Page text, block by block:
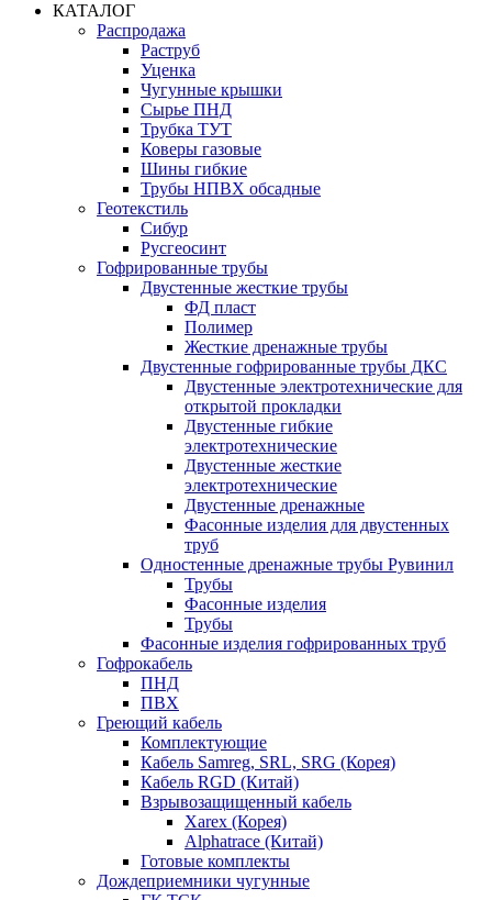
КАТАЛОГ
Распродажа
Раструб
Уценка
Чугунные крышки
Сырье ПНД
Трубка ТУТ
Коверы газовые
Шины гибкие
Трубы НПВХ обсадные
Геотекстиль
Сибур
Русгеосинт
Гофрированные трубы
Двустенные жесткие трубы
ФД пласт
Полимер
Жесткие дренажные трубы
Двустенные гофрированные трубы ДКС
Двустенные электротехнические для
открытой прокладки
Двустенные гибкие
электротехнические
Двустенные жесткие
электротехнические
Двустенные дренажные
Фасонные изделия для двустенных
труб
Одностенные дренажные трубы Рувинил
Трубы
Фасонные изделия
Трубы
Фасонные изделия гофрированных труб
Гофрокабель
ПНД
ПВХ
Греющий кабель
Комплектующие
Кабель Samreg, SRL, SRG (Корея)
Кабель RGD (Китай)
Взрывозащищенный кабель
Xarex (Корея)
Alphatrace (Китай)
Готовые комплекты
Дождеприемники чугунные